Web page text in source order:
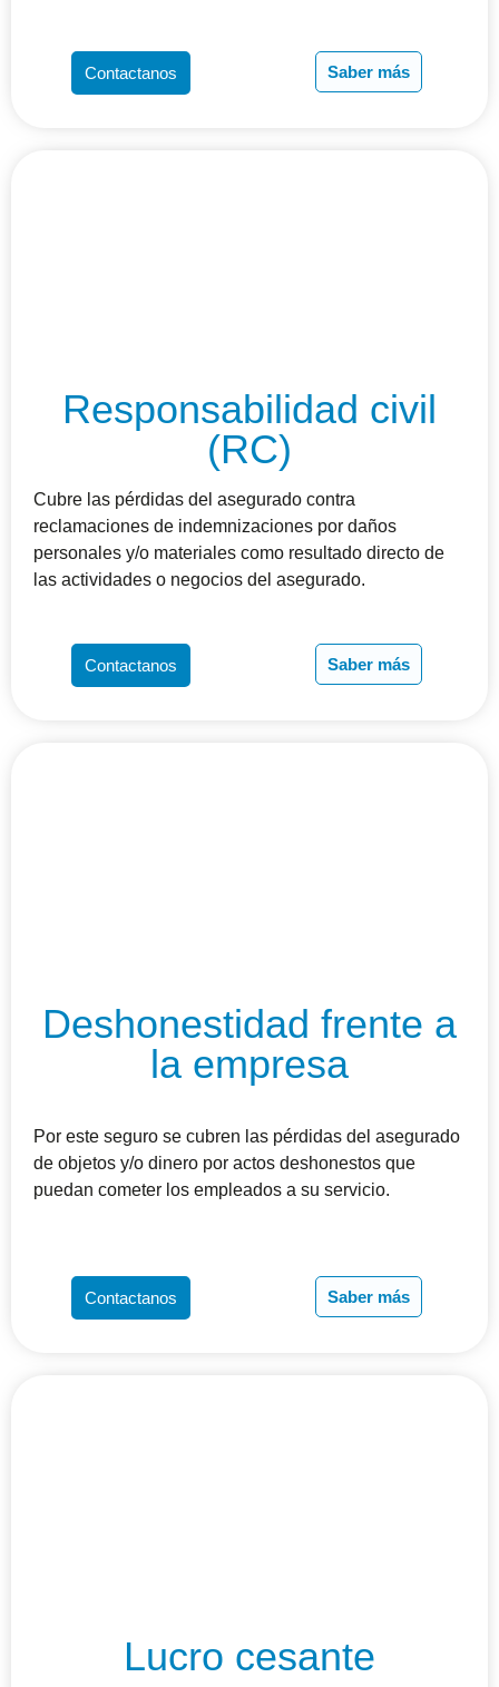
Contactanos Saber más
Responsabilidad civil
(RC)
Cubre las pérdidas del asegurado contra
reclamaciones de indemnizaciones por daños
personales y/o materiales como resultado directo de
las actividades o negocios del asegurado.
Contactanos Saber más
Deshonestidad frente a
la empresa
Por este seguro se cubren las pérdidas del asegurado
de objetos y/o dinero por actos deshonestos que
puedan cometer los empleados a su servicio.
Contactanos Saber más
Lucro cesante